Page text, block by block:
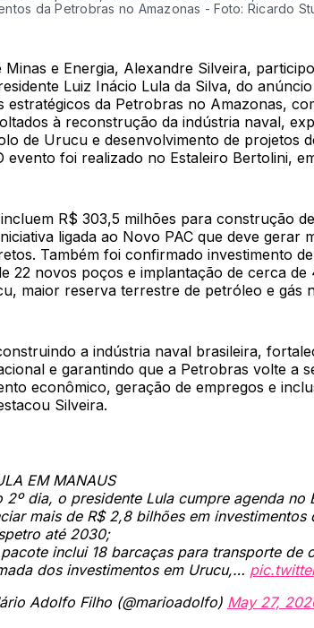
da Petrobras no Amazonas - Foto: Ricardo
Minas e Energia, Alexandre Silveira,
Luiz Inácio Lula da Silva, do
estratégicos da Petrobras no Amazonas,
à reconstrução da indústria naval,
de Urucu e desenvolvimento de projetos
evento foi realizado no Estaleiro Bertolini,
R$ 303,5 milhões para construção
ligada ao Novo PAC que deve gerar
Também foi confirmado investimento
22 novos poços e implantação de cerca
maior reserva terrestre de petróleo e gás
a indústria naval brasileira,
e garantindo que a Petrobras volte a
econômico, geração de empregos e
Silveira.
EM MANAUS
2º dia, o presidente Lula cumpre agenda no
mais de R$ 2,8 bilhões em investimentos
até 2030;
inclui 18 barcaças para transporte de
dos investimentos em Urucu,…
Adolfo Filho (@marioadolfo) May 27,